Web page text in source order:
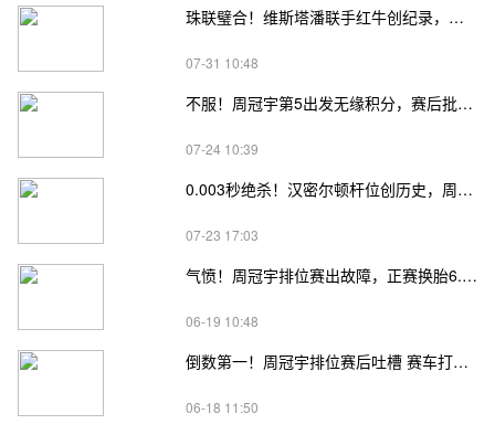
珠联璧合！维斯塔潘联手红牛创纪录，周冠宇惊艳：上演超车秀
07-31 10:48
不服！周冠宇第5出发无缘积分，赛后批评车队，舆论两极分化
07-24 10:39
0.003秒绝杀！汉密尔顿杆位创历史，周冠宇第五：冲击领奖台
07-23 17:03
气愤！周冠宇排位赛出故障，正赛换胎6.3秒，无缘连续收获积分
06-19 10:48
倒数第一！周冠宇排位赛后吐槽 赛车打滑 无法与车队联系
06-18 11:50